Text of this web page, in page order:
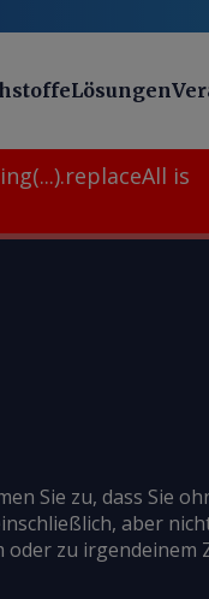
Lösungen
is
Sie zu, dass Sie
aber
zu